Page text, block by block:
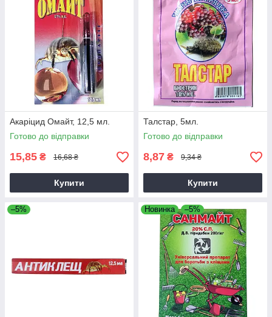
Акаріцид Омайт, 12,5 мл.
Готово до відправки
15,85 ₴ 16,68 ₴
Купити
Талстар, 5мл.
Готово до відправки
8,87 ₴ 9,34 ₴
Купити
–5% Новинка –5%